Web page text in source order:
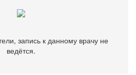
запись к данному врачу не
ведётся.